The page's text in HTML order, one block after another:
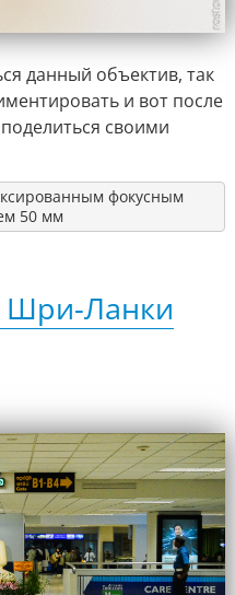
данный объектив, так
и вот после
своими
фокусным
50 мм
Шри-Ланки